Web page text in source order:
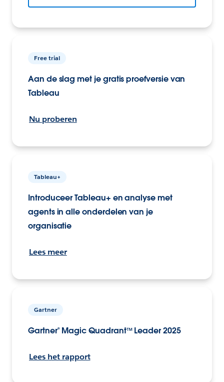
Free trial
Aan de slag met je gratis proefversie van
Tableau
Nu proberen
Tableau+
Introduceer Tableau+ en analyse met
agents in alle onderdelen van je
organisatie
Lees meer
Gartner
Gartner® Magic Quadrant™ Leader 2025
Lees het rapport